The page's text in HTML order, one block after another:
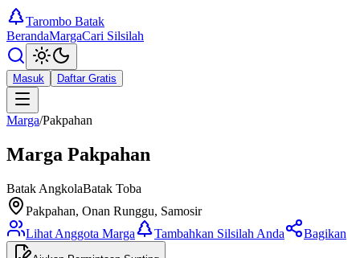
Tarombo Batak
BerandaMargaCari Silsilah
Masuk Daftar Gratis
Marga/Pakpahan
Marga Pakpahan
Batak AngkolaBatak Toba
Pakpahan, Onan Runggu, Samosir
Lihat Anggota Marga
Tambahkan Silsilah Anda Bagikan